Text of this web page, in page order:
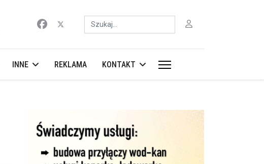
Szukaj
INNE REKLAMA KONTAKT